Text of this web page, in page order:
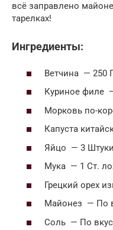
всё заправлено
тарелках!
Ингредиенты:
Ветчина — 250
Куриное филе
Морковь по-
Капуста
Яйцо — 3 Штуки
Мука — 1 Ст.
Грецкий орех
Майонез — По
Соль — По